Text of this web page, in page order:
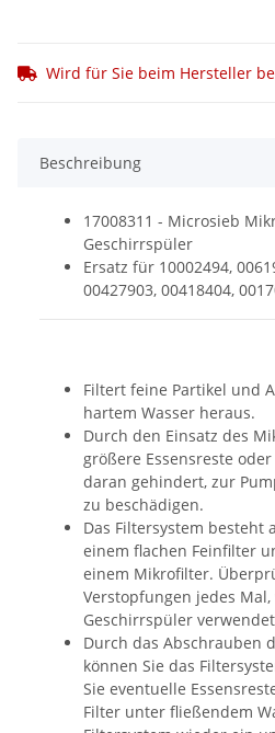
Wird für Sie beim Hersteller
Beschreibung
17008311 - Microsieb
Geschirrspüler
Ersatz für 10002494,
00427903, 00418404,
Filtert feine Partikel und
hartem Wasser heraus.
Durch den Einsatz des
größere Essensreste
daran gehindert, zur
zu beschädigen.
Das Filtersystem besteht
einem flachen Feinfilter
einem Mikrofilter.
Verstopfungen jedes
Geschirrspüler
Durch das Abschrauben
können Sie das
Sie eventuelle
Filter unter fließendem